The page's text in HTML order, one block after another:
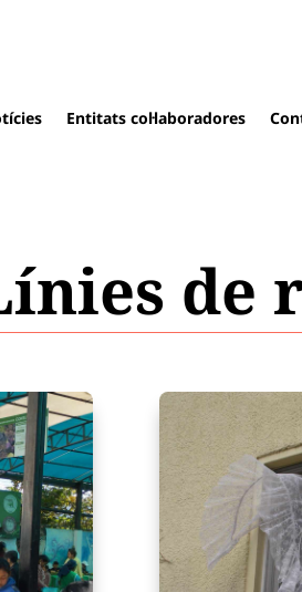
Entitats col·laboradores
de